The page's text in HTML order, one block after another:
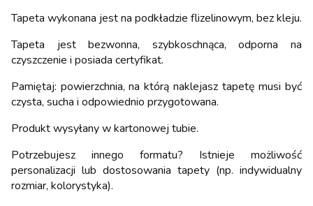
Tapeta wykonana jest na podkładzie flizelinowym, bez kleju.
Tapeta jest bezwonna, szybkoschnąca, odporna na
czyszczenie i posiada certyfikat.
Pamiętaj: powierzchnia, na którą naklejasz tapetę musi być
czysta, sucha i odpowiednio przygotowana.
Produkt wysyłany w kartonowej tubie.
Potrzebujesz innego formatu? Istnieje możliwość
personalizacji lub dostosowania tapety (np. indywidualny
rozmiar, kolorystyka).